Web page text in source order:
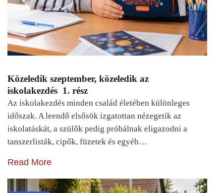
Közeledik szeptember, közeledik az
iskolakezdés 1. rész
Az iskolakezdés minden család életében különleges
időszak. A leendő elsősök izgatottan nézegetik az
iskolatáskát, a szülők pedig próbálnak eligazodni a
tanszerlisták, cipők, füzetek és egyéb…
Read More